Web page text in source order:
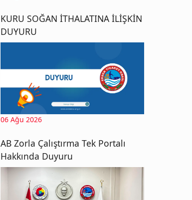
KURU SOĞAN İTHALATINA İLİŞKİN
DUYURU
06 Ağu 2026
AB Zorla Çalıştırma Tek Portalı
Hakkında Duyuru